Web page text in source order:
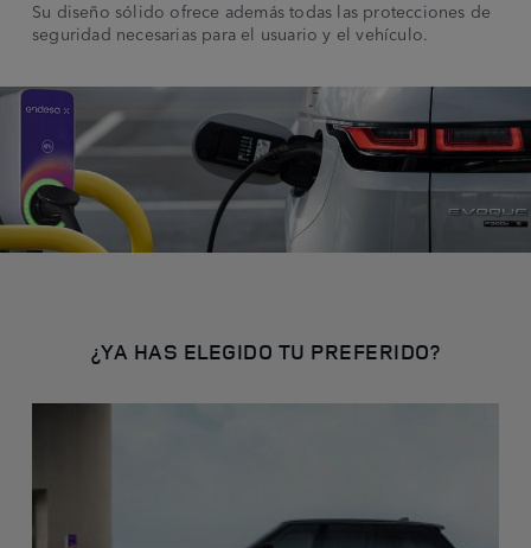
Su diseño sólido ofrece además todas las protecciones de
seguridad necesarias para el usuario y el vehículo.
¿YA HAS ELEGIDO TU PREFERIDO?